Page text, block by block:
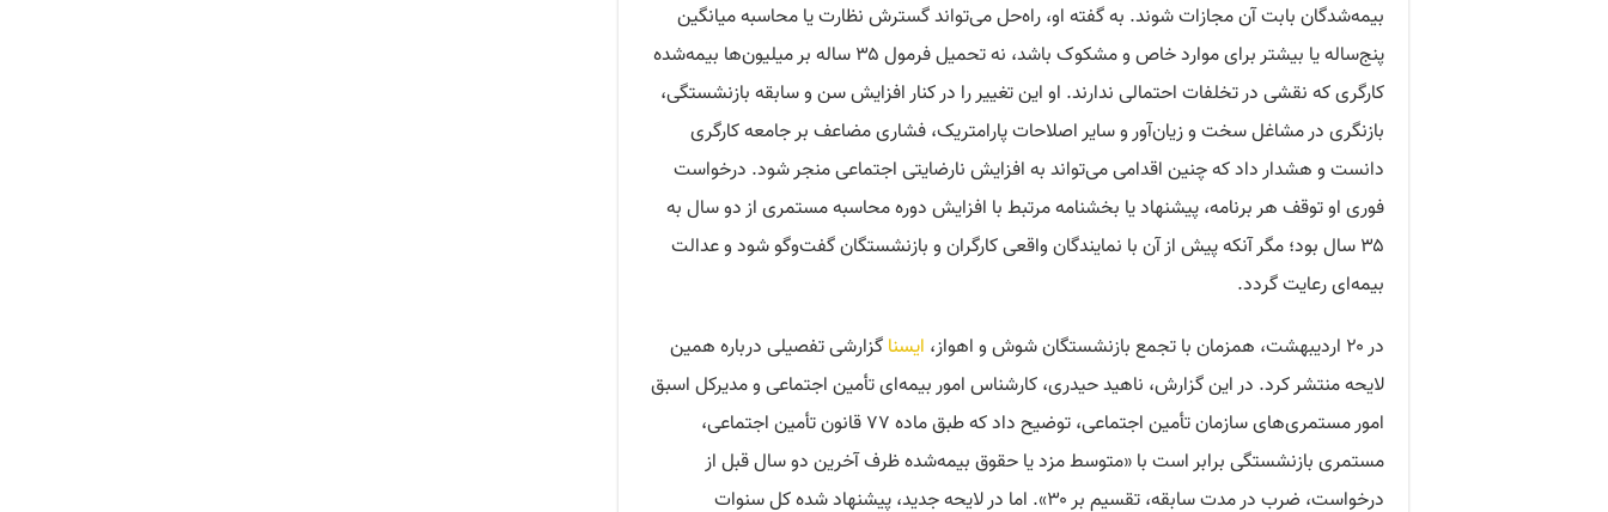
بیمه‌شدگان بابت آن مجازات شوند. به گفته او، راه‌حل می‌تواند گسترش نظارت یا محاسبه میانگین
پنج‌ساله یا بیشتر برای موارد خاص و مشکوک باشد، نه تحمیل فرمول ۳۵ ساله بر میلیون‌ها بیمه‌شده
کارگری که نقشی در تخلفات احتمالی ندارند. او این تغییر را در کنار افزایش سن و سابقه بازنشستگی،
بازنگری در مشاغل سخت و زیان‌آور و سایر اصلاحات پارامتریک، فشاری مضاعف بر جامعه کارگری
دانست و هشدار داد که چنین اقدامی می‌تواند به افزایش نارضایتی اجتماعی منجر شود. درخواست
فوری او توقف هر برنامه، پیشنهاد یا بخشنامه مرتبط با افزایش دوره محاسبه مستمری از دو سال به
۳۵ سال بود؛ مگر آنکه پیش از آن با نمایندگان واقعی کارگران و بازنشستگان گفت‌وگو شود و عدالت
بیمه‌ای رعایت گردد.
در ۲۰ اردیبهشت، همزمان با تجمع بازنشستگان شوش و اهواز، ایسنا گزارشی تفصیلی درباره همین
لایحه منتشر کرد. در این گزارش، ناهید حیدری، کارشناس امور بیمه‌ای تأمین اجتماعی و مدیرکل اسبق
امور مستمری‌های سازمان تأمین اجتماعی، توضیح داد که طبق ماده ۷۷ قانون تأمین اجتماعی،
مستمری بازنشستگی برابر است با «متوسط مزد یا حقوق بیمه‌شده ظرف آخرین دو سال قبل از
درخواست، ضرب در مدت سابقه، تقسیم بر ۳۰». اما در لایحه جدید، پیشنهاد شده کل سنوات